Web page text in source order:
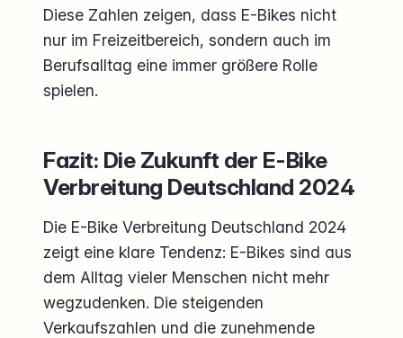
Diese Zahlen zeigen, dass E-Bikes nicht
nur im Freizeitbereich, sondern auch im
Berufsalltag eine immer größere Rolle
spielen.
Fazit: Die Zukunft der E-Bike
Verbreitung Deutschland 2024
Die E-Bike Verbreitung Deutschland 2024
zeigt eine klare Tendenz: E-Bikes sind aus
dem Alltag vieler Menschen nicht mehr
wegzudenken. Die steigenden
Verkaufszahlen und die zunehmende